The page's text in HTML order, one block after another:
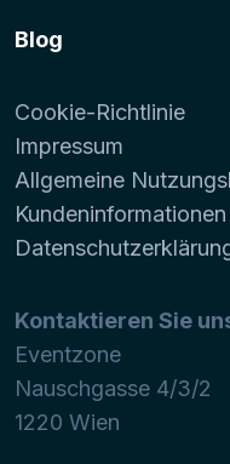
Blog
Cookie-Richtlinie
Impressum
Allgemeine
Kundeninformationen
Kontaktieren Sie
Eventzone
Nauschgasse 4/3/2
1220 Wien